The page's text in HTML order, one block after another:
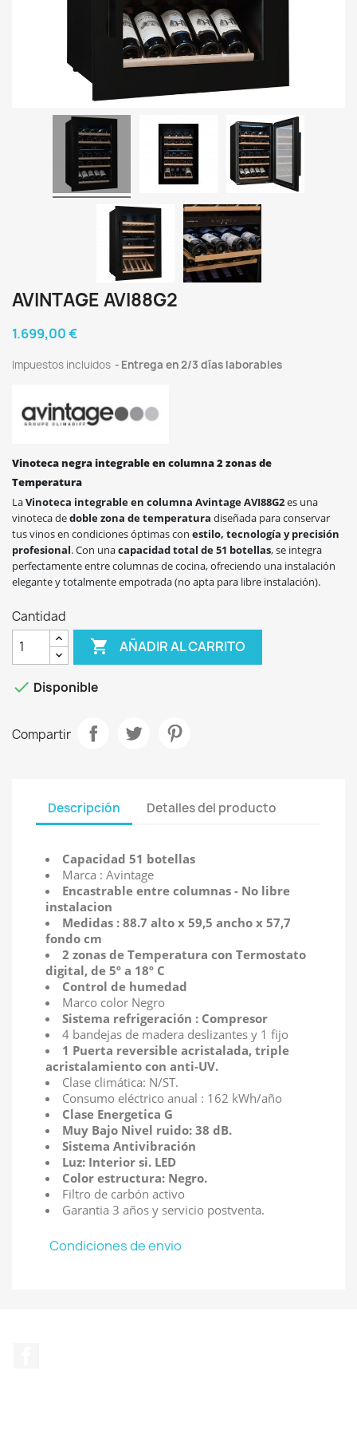
AVINTAGE AVI88G2
1.699,00 €
Impuestos incluidos Entrega en 2/3 días laborables
Vinoteca negra integrable en columna 2 zonas de
Temperatura
LaVinoteca integrable en columna Avintage AVI88G2es una
vinoteca dedoble zona de temperatura diseñada para conservar
tus vinos en condiciones óptimas con estilo, tecnología y precisión
profesional. Con unacapacidad total de 51 botellas, se integra
perfectamente entre columnas de cocina, ofreciendo una instalación
elegante y totalmente empotrada (no apta para libre instalación).
Cantidad
 AÑADIR AL CARRITO
 Disponible
Compartir
Descripción Detalles del producto
Capacidad 51 botellas
Marca : Avintage
Encastrable entre columnas - No libre
instalacion
Medidas : 88.7 alto x 59,5 ancho x 57,7
fondo cm
2 zonas de Temperatura con Termostato
digital, de 5º a 18º C
Control de humedad
Marco color Negro
Sistema refrigeración : Compresor
4 bandejas de madera deslizantes y 1 fijo
1 Puerta reversible acristalada, triple
acristalamiento con anti-UV.
Clase climática: N/ST.
Consumo eléctrico anual : 162 kWh/año
Clase Energetica G
Muy Bajo Nivel ruido: 38 dB.
Sistema Antivibración
Luz: Interior si. LED
Color estructura: Negro.
Filtro de carbón activo
Garantia 3 años y servicio postventa.
Condiciones de envio